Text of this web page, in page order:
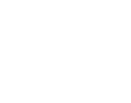
mantenía comunicación con los
, especialmente con la
millones de pesos (casi USD